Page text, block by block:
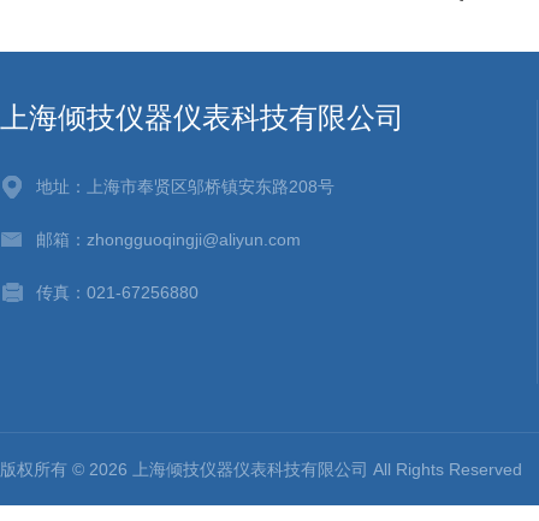
上海倾技仪器仪表科技有限公司
地址：上海市奉贤区邬桥镇安东路208号
邮箱：zhongguoqingji@aliyun.com
传真：021-67256880
版权所有 © 2026 上海倾技仪器仪表科技有限公司 All Rights